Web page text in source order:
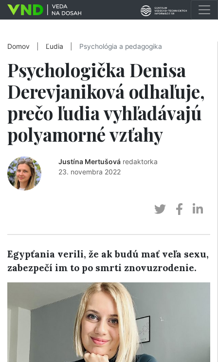
Domov Ľudia Psychológia a pedagogika
Psychologička Denisa
Derevjaniková odhaľuje,
prečo ľudia vyhľadávajú
polyamorné vzťahy
Justína Mertušová redaktorka
23. novembra 2022
Egypťania verili, že ak budú mať veľa sexu,
zabezpečí im to po smrti znovuzrodenie.